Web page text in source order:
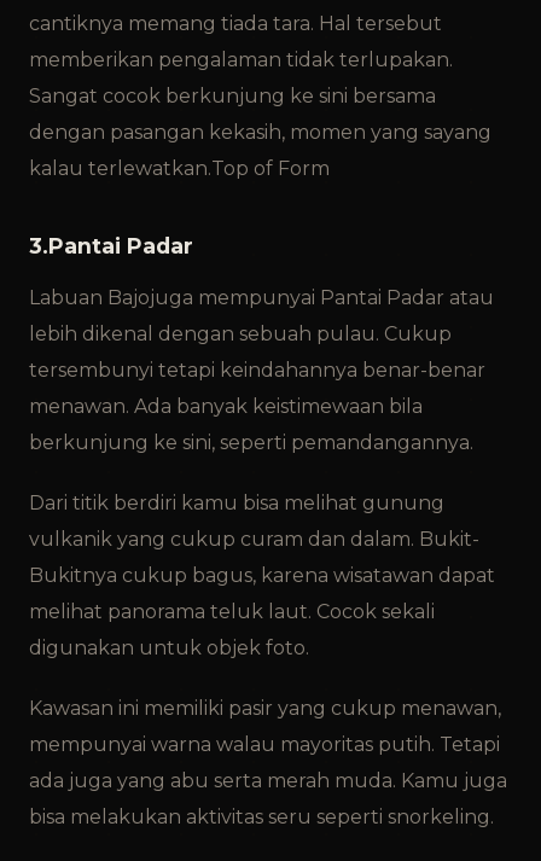
cantiknya memang tiada tara. Hal tersebut
memberikan pengalaman tidak terlupakan.
Sangat cocok berkunjung ke sini bersama
dengan pasangan kekasih, momen yang sayang
kalau terlewatkan.Top of Form
3.Pantai Padar
Labuan Bajojuga mempunyai Pantai Padar atau
lebih dikenal dengan sebuah pulau. Cukup
tersembunyi tetapi keindahannya benar-benar
menawan. Ada banyak keistimewaan bila
berkunjung ke sini, seperti pemandangannya.
Dari titik berdiri kamu bisa melihat gunung
vulkanik yang cukup curam dan dalam. Bukit-
Bukitnya cukup bagus, karena wisatawan dapat
melihat panorama teluk laut. Cocok sekali
digunakan untuk objek foto.
Kawasan ini memiliki pasir yang cukup menawan,
mempunyai warna walau mayoritas putih. Tetapi
ada juga yang abu serta merah muda. Kamu juga
bisa melakukan aktivitas seru seperti snorkeling.